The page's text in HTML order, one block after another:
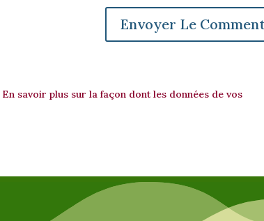
En savoir plus sur la façon dont les données de vos